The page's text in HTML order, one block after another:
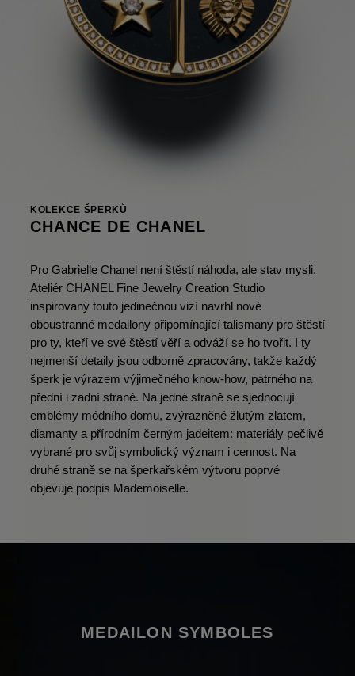
KOLEKCE ŠPERKŮ
CHANCE DE CHANEL
Pro Gabrielle Chanel není štěstí náhoda, ale stav mysli.
Ateliér CHANEL Fine Jewelry Creation Studio
inspirovaný touto jedinečnou vizí navrhl nové
oboustranné medailony připomínající talismany pro štěstí
pro ty, kteří ve své štěstí věří a odváží se ho tvořit. I ty
nejmenší detaily jsou odborně zpracovány, takže každý
šperk je výrazem výjimečného know-how, patrného na
přední i zadní straně. Na jedné straně se sjednocují
emblémy módního domu, zvýrazněné žlutým zlatem,
diamanty a přírodním černým jadeitem: materiály pečlivě
vybrané pro svůj symbolický význam i cennost. Na
druhé straně se na šperkařském výtvoru poprvé
objevuje podpis Mademoiselle.
MEDAILON SYMBOLES